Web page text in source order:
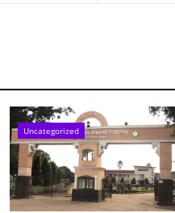
Uncategorized